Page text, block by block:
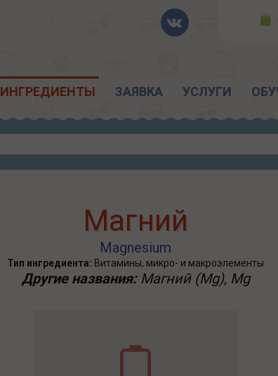
ИНГРЕДИЕНТЫ ЗАЯВКА УСЛУГИ
Магний
Magnesium
Тип ингредиента: Витамины, микро- и макроэлементы
Другие названия:Магний (Mg), Mg